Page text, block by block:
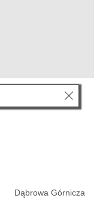
Dąbrowa Górnicza